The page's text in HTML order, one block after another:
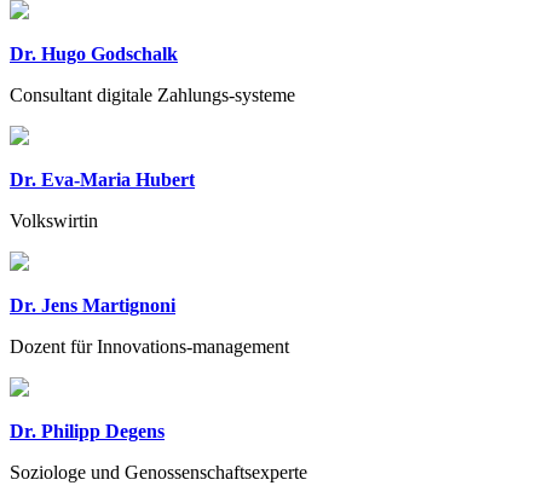
Dr. Hugo Godschalk
Consultant digitale Zahlungs-systeme
Dr. Eva-Maria Hubert
Volkswirtin
Dr. Jens Martignoni
Dozent für Innovations-management
Dr. Philipp Degens
Soziologe und Genossenschaftsexperte